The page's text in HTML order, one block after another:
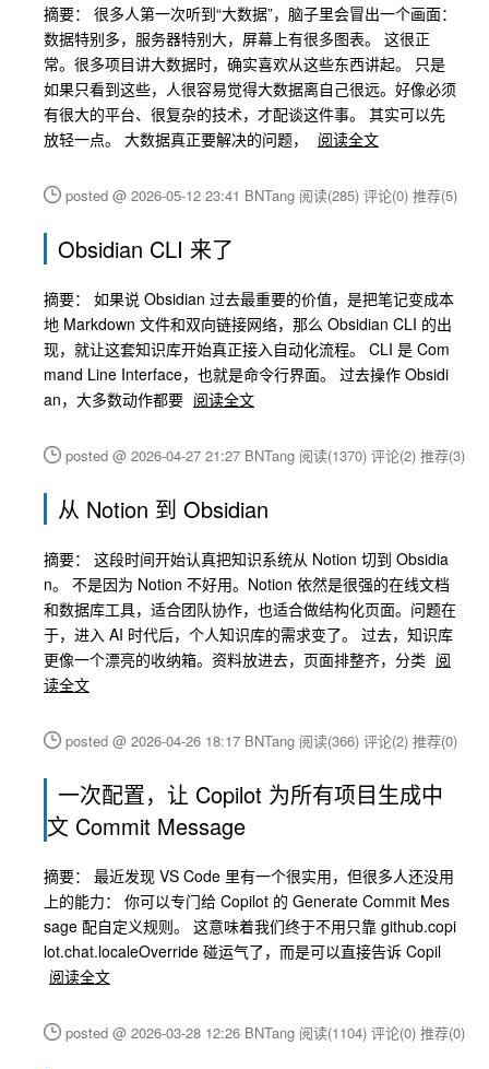
摘要： 很多人第一次听到“大数据”，脑子里会冒出一个画面：
数据特别多，服务器特别大，屏幕上有很多图表。 这很正
常。很多项目讲大数据时，确实喜欢从这些东西讲起。 只是
如果只看到这些，人很容易觉得大数据离自己很远。好像必须
有很大的平台、很复杂的技术，才配谈这件事。 其实可以先
放轻一点。 大数据真正要解决的问题，
阅读全文
posted @ 2026-05-12 23:41 BNTang 阅读(285) 评论(0) 推荐(5)
Obsidian CLI 来了
摘要： 如果说 Obsidian 过去最重要的价值，是把笔记变成本
地 Markdown 文件和双向链接网络，那么 Obsidian CLI 的出
现，就让这套知识库开始真正接入自动化流程。 CLI 是 Com
mand Line Interface，也就是命令行界面。 过去操作 Obsidi
an，大多数动作都要 阅读全文
posted @ 2026-04-27 21:27 BNTang 阅读(1370) 评论(2) 推荐(3)
从 Notion 到 Obsidian
摘要： 这段时间开始认真把知识系统从 Notion 切到 Obsidia
n。 不是因为 Notion 不好用。Notion 依然是很强的在线文档
和数据库工具，适合团队协作，也适合做结构化页面。问题在
于，进入 AI 时代后，个人知识库的需求变了。 过去，知识库
更像一个漂亮的收纳箱。资料放进去，页面排整齐，分类 阅
读全文
posted @ 2026-04-26 18:17 BNTang 阅读(366) 评论(2) 推荐(0)
一次配置，让 Copilot 为所有项目生成中
文 Commit Message
摘要： 最近发现 VS Code 里有一个很实用，但很多人还没用
上的能力： 你可以专门给 Copilot 的 Generate Commit Mes
sage 配自定义规则。 这意味着我们终于不用只靠 github.copi
lot.chat.localeOverride 碰运气了，而是可以直接告诉 Copil
阅读全文
posted @ 2026-03-28 12:26 BNTang 阅读(1104) 评论(0) 推荐(0)